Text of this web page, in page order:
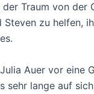
Traum von der
zu helfen,
Auer vor eine
sehr lange auf